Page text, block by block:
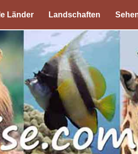
Länder Landschaften